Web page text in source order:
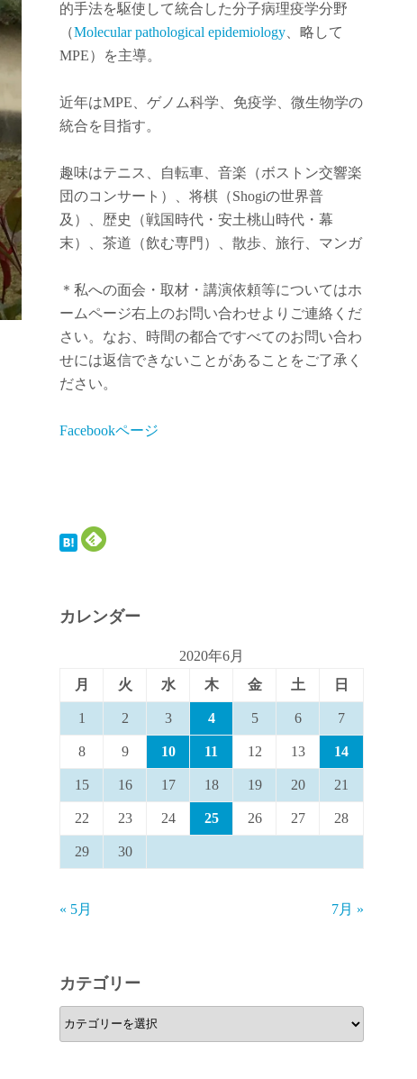
的手法を駆使して統合した分子病理疫学分野
（Molecular pathological epidemiology、略して
MPE）を主導。
近年はMPE、ゲノム科学、免疫学、微生物学の
統合を目指す。
趣味はテニス、自転車、音楽（ボストン交響楽
団のコンサート）、将棋（Shogiの世界普
及）、歴史（戦国時代・安土桃山時代・幕
末）、茶道（飲む専門）、散歩、旅行、マンガ
＊私への面会・取材・講演依頼等についてはホ
ームページ右上のお問い合わせよりご連絡くだ
さい。なお、時間の都合ですべてのお問い合わ
せには返信できないことがあることをご了承く
ださい。
Facebookページ
カレンダー
2020年6月
月
火 水 木 金 土 日
1 2 3 4 5 6 7
8 9 10 11 12 13 14
15 16 17 18 19 20 21
22 23 24 25 26 27 28
29 30
« 5月 7月 »
カテゴリー
カ
テ